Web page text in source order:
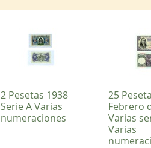
2 Pesetas 1938
Serie A Varias
numeraciones
25
Febrero
Varias
Varias